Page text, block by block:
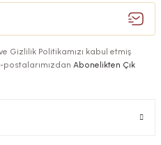
Gizlilik Politikamızı kabul etmiş
postalarımızdan Abonelikten Çık